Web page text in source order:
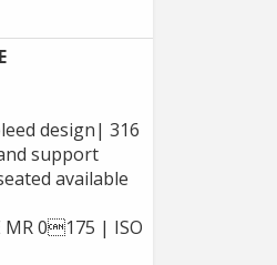
design| 316
support
available
MR 0175 | ISO